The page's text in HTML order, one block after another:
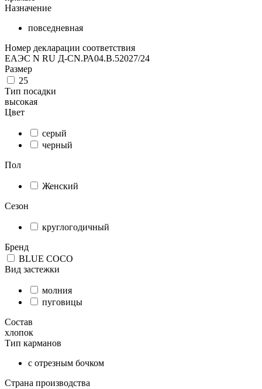
Назначение
повседневная
Номер декларации соответствия
ЕАЭС N RU Д-CN.РА04.В.52027/24
Размер
25
Тип посадки
высокая
Цвет
серый
черный
Пол
Женский
Сезон
круглогодичный
Бренд
BLUE COCO
Вид застежки
молния
пуговицы
Состав
хлопок
Тип карманов
с отрезным бочком
Страна производства